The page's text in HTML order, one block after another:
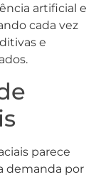
artificial e
cada vez
e
parece
demanda por